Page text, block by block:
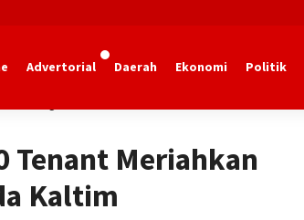
Advertorial Daerah Ekonomi Politik
Tenant Meriahkan
Kaltim